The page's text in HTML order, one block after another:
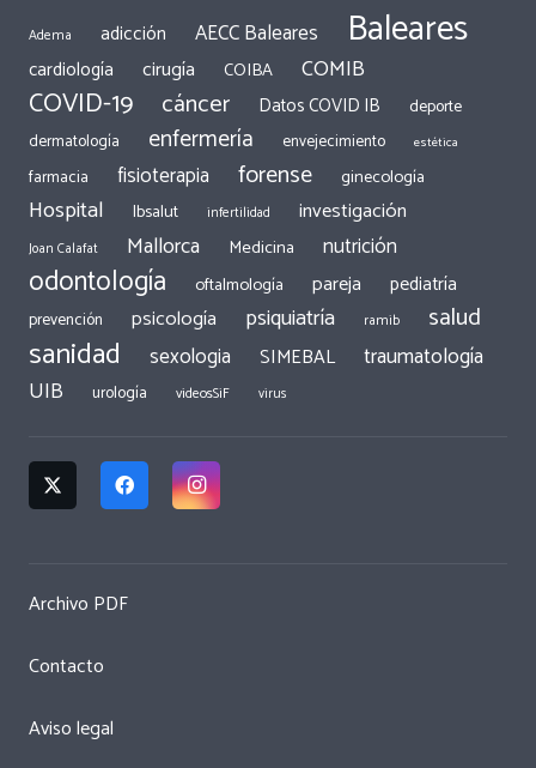
Adema adicción AECC Baleares Baleares
cardiología cirugía COIBA COMIB
COVID-19 cáncer Datos COVID IB
deporte
dermatología
enfermería envejecimiento estética
farmacia fisioterapia forense ginecología
Hospital Ibsalut infertilidad investigación
Joan Calafat Mallorca Medicina nutrición
odontología oftalmología pareja pediatría
prevención psicología psiquiatría ramib salud
sanidad sexologia SIMEBAL traumatología
UIB urología videosSiF virus
Archivo PDF
Contacto
Aviso legal